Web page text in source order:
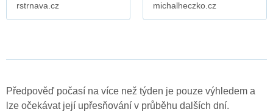
rstrnava.cz
michalheczko.cz
Předpověď počasí na více než týden je pouze výhledem a
lze očekávat její upřesňování v průběhu dalších dní.